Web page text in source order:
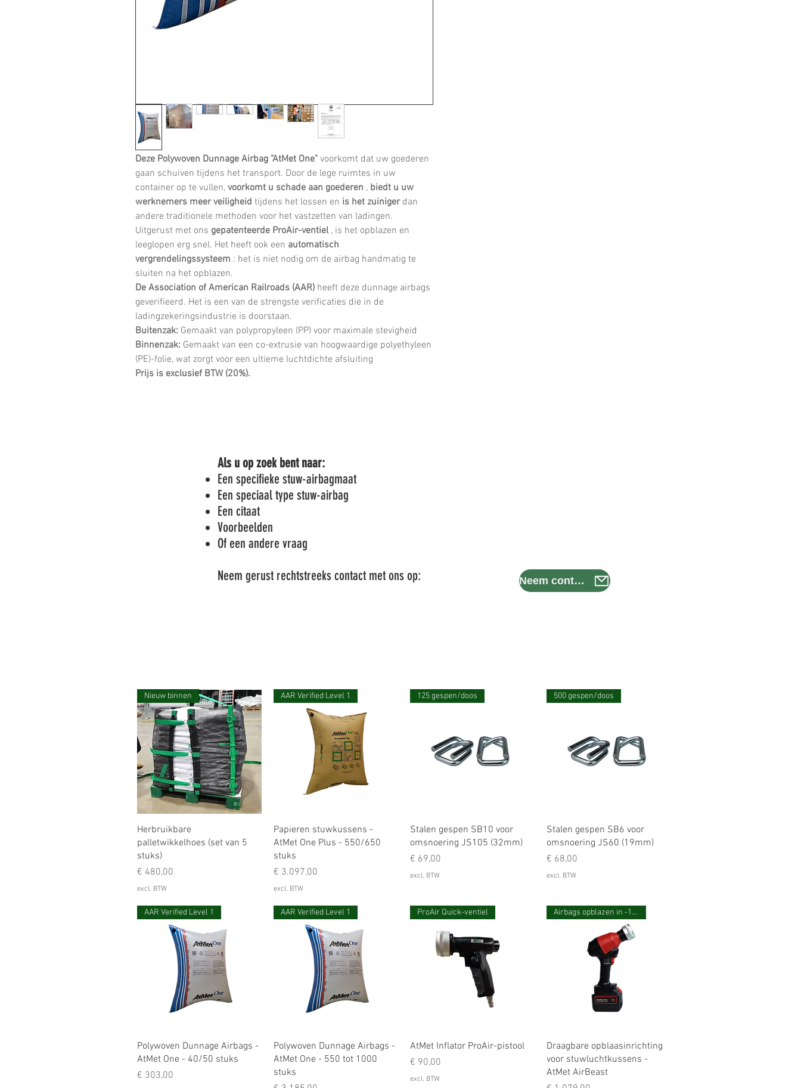
Deze Polywoven Dunnage Airbag "AtMet One" voorkomt dat uw goederen
gaan schuiven tijdens het transport. Door de lege ruimtes in uw
container op te vullen, voorkomt u schade aan goederen , biedt u uw
werknemers meer veiligheid tijdens het lossen en is het zuinigerdan
andere traditionele methoden voor het vastzetten van ladingen.
Uitgerust met ons gepatenteerde ProAir-ventiel, is het opblazen en
leeglopen erg snel. Het heeft ook een automatisch
vergrendelingssysteem : het is niet nodig om de airbag handmatig te
sluiten na het opblazen.
De Association of American Railroads (AAR) heeft deze dunnage airbags
geverifieerd. Het is een van de strengste verificaties die in de
ladingzekeringsindustrie is doorstaan.
Buitenzak: Gemaakt van polypropyleen (PP) voor maximale stevigheid
Binnenzak: Gemaakt van een co-extrusie van hoogwaardige polyethyleen
(PE)-folie, wat zorgt voor een ultieme luchtdichte afsluiting
Prijs is exclusief BTW (20%).
Als u op zoek bent naar:
Een specifieke stuw-airbagmaat
Een speciaal type stuw-airbag
Een citaat
Voorbeelden
Of een andere vraag
Neem gerust rechtstreeks contact met ons op:
Neem contact met ons op
Nieuw binnen
Herbruikbare
palletwikkelhoes (set van 5
stuks)
Prijs
€ 480,00
excl. BTW
AAR Verified Level 1
Papieren stuwkussens -
AtMet One Plus - 550/650
stuks
Prijs
€ 3.097,00
excl. BTW
125 gespen/doos
Stalen gespen SB10 voor
omsnoering JS105 (32mm)
Prijs
€ 69,00
excl. BTW
500 gespen/doos
Stalen gespen SB6 voor
omsnoering JS60 (19mm)
Prijs
€ 68,00
excl. BTW
AAR Verified Level 1
Polywoven Dunnage Airbags -
AtMet One - 40/50 stuks
Prijs
€ 303,00
AAR Verified Level 1
Polywoven Dunnage Airbags -
AtMet One - 550 tot 1000
stuks
ProAir Quick-ventiel
AtMet Inflator ProAir-pistool
Prijs
€ 90,00
excl. BTW
Airbags opblazen in -12 seconden
Draagbare opblaasinrichting
voor stuwluchtkussens -
AtMet AirBeast